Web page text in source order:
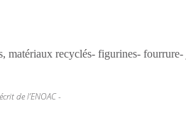
matériaux recyclés- figurines-
de l’ENOAC -